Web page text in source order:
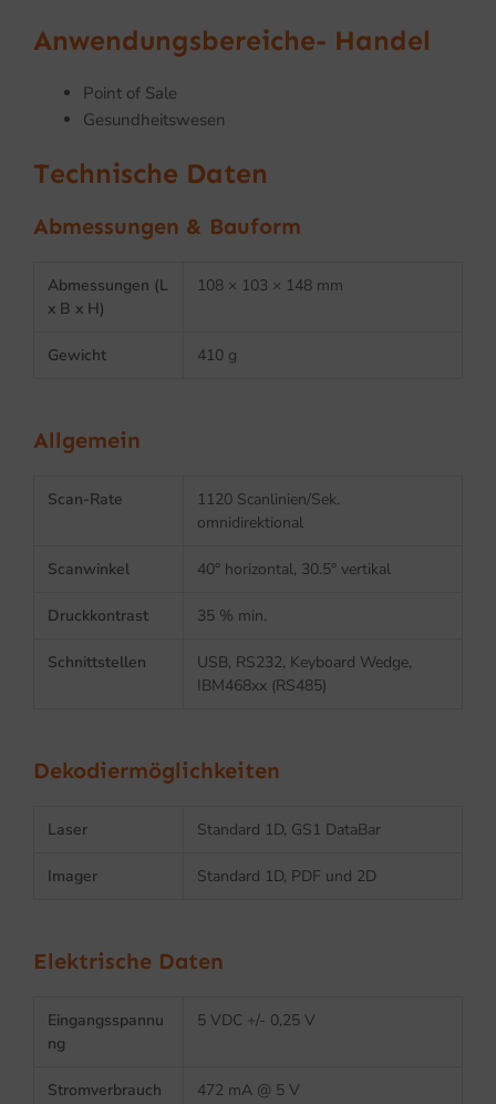
Anwendungsbereiche- Handel
Point of Sale
Gesundheitswesen
Technische Daten
Abmessungen & Bauform
Abmessungen (L
x B x H)
108 × 103 × 148 mm
Gewicht 410 g
Allgemein
Scan-Rate
1120 Scanlinien/Sek.
omnidirektional
Scanwinkel 40° horizontal, 30.5° vertikal
Druckkontrast 35 % min.
Schnittstellen
USB, RS232, Keyboard Wedge,
IBM468xx (RS485)
Dekodiermöglichkeiten
Laser Standard 1D, GS1 DataBar
Imager Standard 1D, PDF und 2D
Elektrische Daten
Eingangsspannu
ng
5 VDC +/- 0,25 V
Stromverbrauch
472 mA @ 5 V